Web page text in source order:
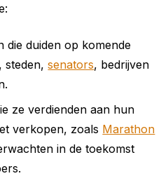
die duiden op komende
steden,senators, bedrijven
ze verdienden aan hun
verkopen, zoals Marathon
in de toekomst